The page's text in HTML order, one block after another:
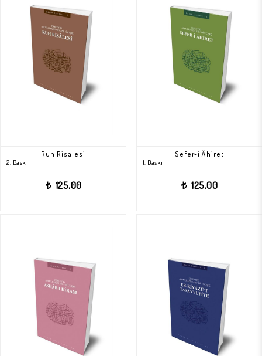
Ruh Risalesi
2. Baskı
t 125,00
Sefer-i Âhiret
1. Baskı
t 125,00